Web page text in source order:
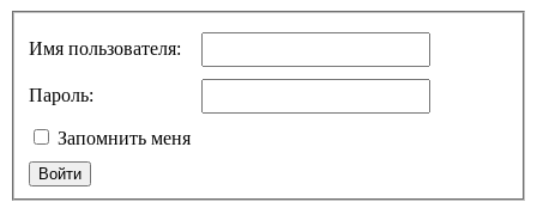
Имя пользователя:
Пароль:
Запомнить меня
Войти